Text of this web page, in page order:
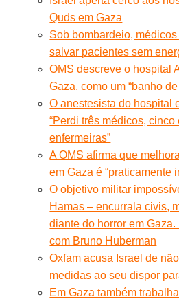
Quds em Gaza
Sob bombardeio,
salvar pacientes sem
OMS descreve o hospital
Gaza, como um “banho
O anestesista do hospital
“Perdi três médicos,
enfermeiras”
A OMS afirma que
em Gaza é “praticamente
O objetivo militar
Hamas – encurrala civis,
diante do horror em Gaza.
com Bruno Huberman
Oxfam acusa Israel de
medidas ao seu dispor
Em Gaza também